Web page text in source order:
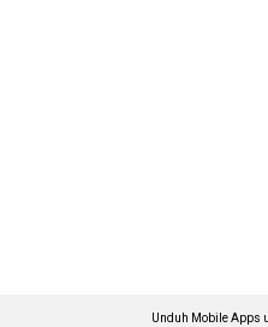
Unduh Mobile Apps